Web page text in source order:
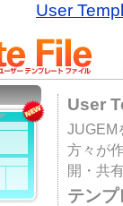
User
User
JUGEM
方々が
開・共
テン